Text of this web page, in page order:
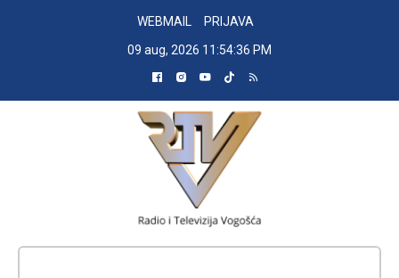
WEBMAIL
PRIJAVA
09 aug, 2026 11:54:37 PM